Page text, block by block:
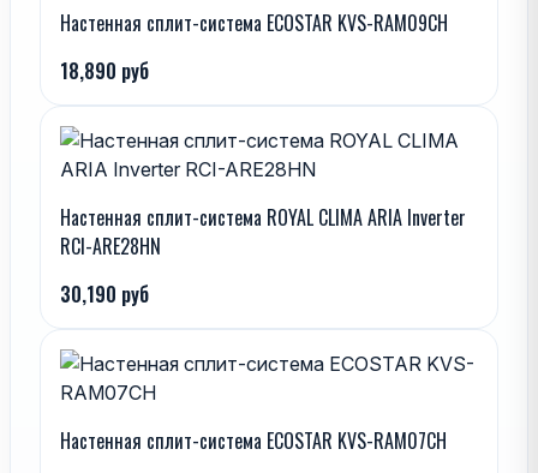
Настенная сплит-система ECOSTAR KVS-RAM09CH
18,890 руб
Настенная сплит-система ROYAL CLIMA ARIA Inverter
RCI-ARE28HN
30,190 руб
Настенная сплит-система ECOSTAR KVS-RAM07CH